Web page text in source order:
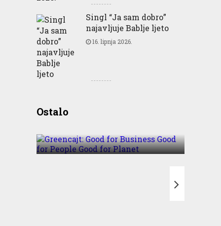
Singl “Ja sam dobro”
najavljuje Bablje ljeto
16. lipnja 2026.
OstaloBusiness Good for People